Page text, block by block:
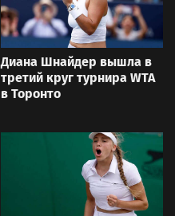
Диана Шнайдер вышла в
третий круг турнира WTA
в Торонто